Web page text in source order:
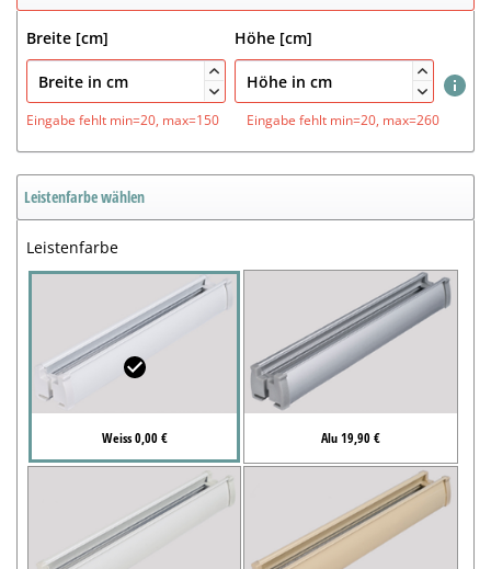
Breite [cm]


Höhe [cm]


Eingabe fehlt min=20, max=150 Eingabe fehlt min=20, max=260
Leistenfarbe wählen
Leistenfarbe
Weiss 0,00 € Alu 19,90 €